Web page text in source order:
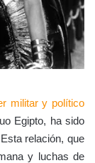
militar y político
Egipto, ha sido
relación, que
y luchas de